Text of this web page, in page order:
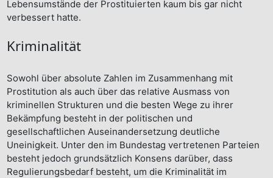
Lebensumstände der Prostituierten kaum bis gar nicht
verbessert hatte.
Kriminalität
Sowohl über absolute Zahlen im Zusammenhang mit
Prostitution als auch über das relative Ausmass von
kriminellen Strukturen und die besten Wege zu ihrer
Bekämpfung besteht in der politischen und
gesellschaftlichen Auseinandersetzung deutliche
Uneinigkeit. Unter den im Bundestag vertretenen Parteien
besteht jedoch grundsätzlich Konsens darüber, dass
Regulierungsbedarf besteht, um die Kriminalität im